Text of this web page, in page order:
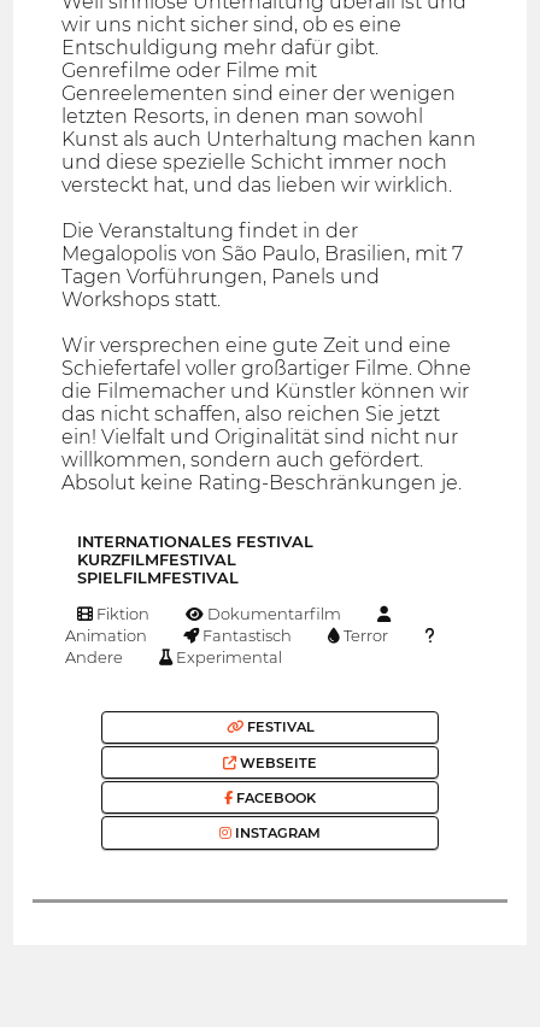
wir uns nicht sicher sind, ob es eine
Entschuldigung mehr dafür gibt.
Genrefilme oder Filme mit
Genreelementen sind einer der wenigen
letzten Resorts, in denen man sowohl
Kunst als auch Unterhaltung machen kann
und diese spezielle Schicht immer noch
versteckt hat, und das lieben wir wirklich.
Die Veranstaltung findet in der
Megalopolis von São Paulo, Brasilien, mit 7
Tagen Vorführungen, Panels und
Workshops statt.
Wir versprechen eine gute Zeit und eine
Schiefertafel voller großartiger Filme. Ohne
die Filmemacher und Künstler können wir
das nicht schaffen, also reichen Sie jetzt
ein! Vielfalt und Originalität sind nicht nur
willkommen, sondern auch gefördert.
Absolut keine Rating-Beschränkungen je.
INTERNATIONALES FESTIVAL
KURZFILMFESTIVAL
SPIELFILMFESTIVAL
Fiktion
Dokumentarfilm
Animation
Fantastisch
Terror
Andere
Experimental
FESTIVAL
WEBSEITE
FACEBOOK
INSTAGRAM